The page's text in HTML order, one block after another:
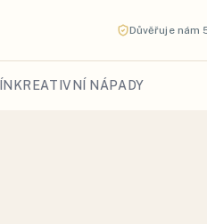
Důvěřuje nám
KREATIVNÍ NÁPADY